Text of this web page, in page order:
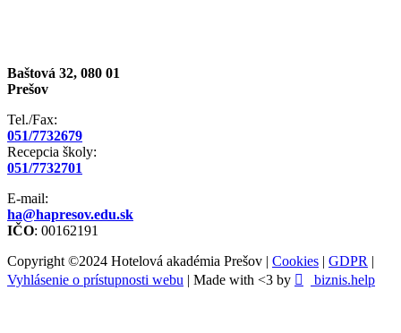
Baštová 32, 080 01
Prešov
Tel./Fax:
051/7732679
Recepcia školy:
051/7732701
E-mail:
ha@hapresov.edu.sk
IČO: 00162191
Copyright ©2024 Hotelová akadémia Prešov | Cookies | GDPR |
Vyhlásenie o prístupnosti webu | Made with <3 by biznis.help